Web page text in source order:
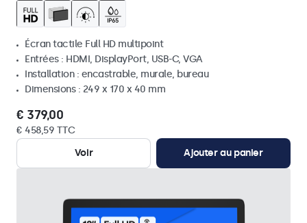
Écran tactile Full HD multipoint
Entrées : HDMI, DisplayPort, USB-C, VGA
Installation : encastrable, murale, bureau
Dimensions : 249 x 170 x 40 mm
€ 379,00
€ 458,59 TTC
Voir
Ajouter au panier